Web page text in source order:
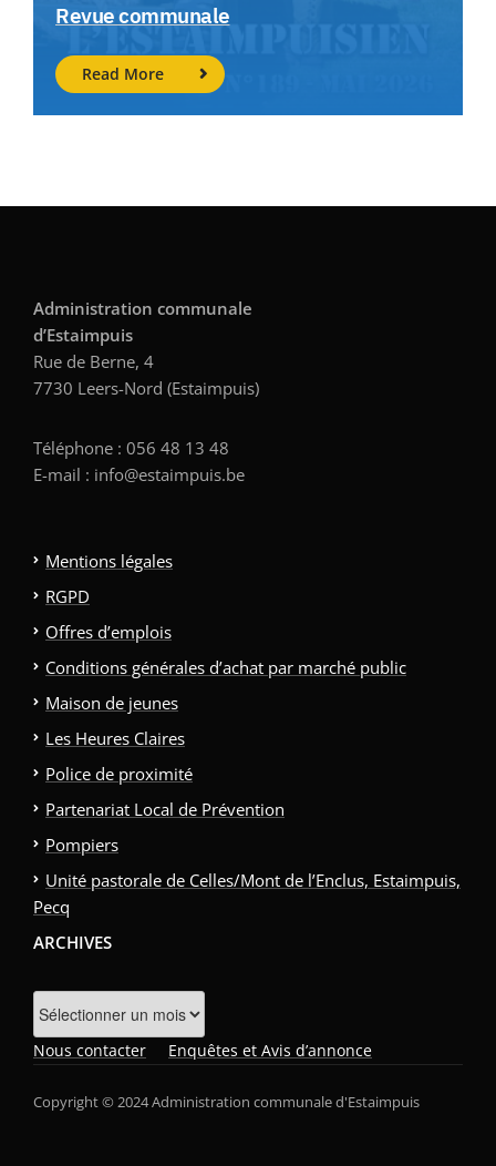
Revue communale
Read More
Administration communale
d’Estaimpuis
Rue de Berne, 4
7730 Leers-Nord (Estaimpuis)
Téléphone : 056 48 13 48
E-mail : info@estaimpuis.be
Mentions légales
RGPD
Offres d’emplois
Conditions générales d’achat par marché public
Maison de jeunes
Les Heures Claires
Police de proximité
Partenariat Local de Prévention
Pompiers
Unité pastorale de Celles/Mont de l’Enclus, Estaimpuis,
Pecq
ARCHIVES
Nous contacter Enquêtes et Avis d’annonce
Copyright © 2024 Administration communale d'Estaimpuis